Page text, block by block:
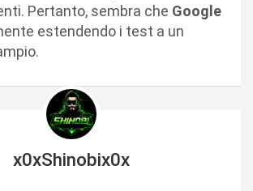
Pertanto, sembra che Google
estendendo i test a un
x0xShinobix0x